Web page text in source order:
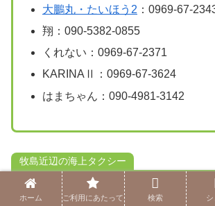
大鵬丸・たいほう2 ：0969-67-
翔：090-5382-0855
くれない：0969-67-2371
KARINAⅡ：0969-67-3624
はまちゃん：090-4981-3142
牧島近辺の海上タクシー
はくお丸：80-1010-7315
ホーム ご利用にあたって 検索 シ